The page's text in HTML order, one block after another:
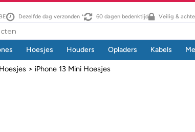
Dezelfde dag verzonden * 60 dagen bedenktijd Veilig &
Hoesjes Houders Opladers Kabels
> iPhone 13 Mini Hoesjes